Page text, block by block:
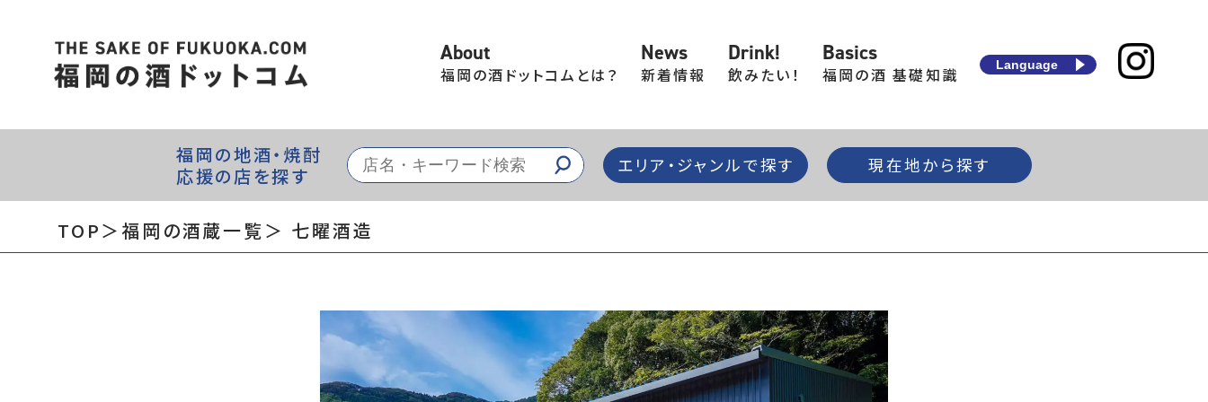
About
福岡の酒ドットコムとは？
News
新着情報
Drink!
飲みたい！
Basics
福岡の酒 基礎知識 Language
福岡の地酒・焼酎
応援の店を探す
エリア・ジャンルで探す 現在地から探す
TOP＞福岡の酒蔵一覧＞ 七曜酒造